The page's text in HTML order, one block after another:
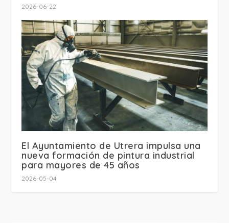
2026-06-22
El Ayuntamiento de Utrera impulsa una
nueva formación de pintura industrial
para mayores de 45 años
2026-05-04